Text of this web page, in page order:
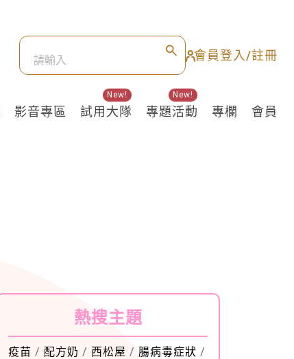
會員登入/註冊
影音專區 試用大隊
New!
專題活動
New!
專欄 會員
熱搜主題
疫苗 / 配方奶 / 西松屋 / 腸病毒症狀 /